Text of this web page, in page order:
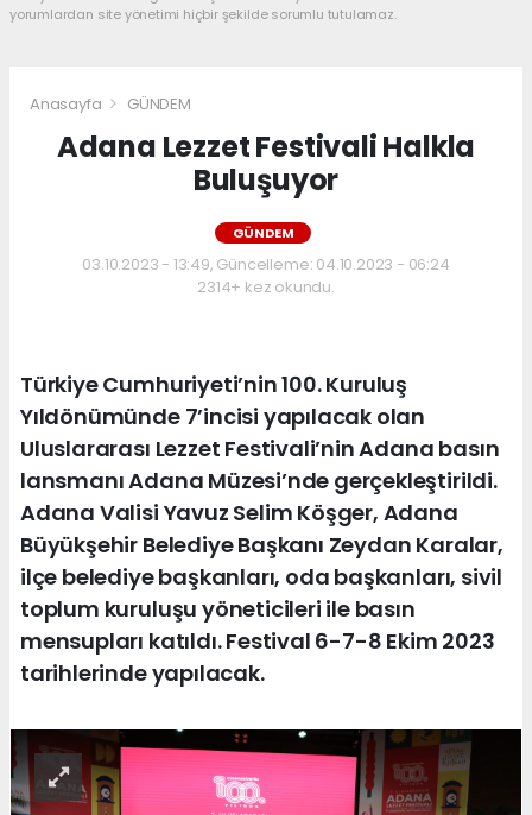
yorumlardan site yönetimi hiçbir şekilde sorumlu tutulamaz.
Anasayfa GÜNDEM
Adana Lezzet Festivali Halkla
Buluşuyor
GÜNDEM
03.10.2023 - 13:49, Güncelleme: 04.10.2023 - 06:24
2314+ kez okundu.
Türkiye Cumhuriyeti’nin 100. Kuruluş
Yıldönümünde 7’incisi yapılacak olan
Uluslararası Lezzet Festivali’nin Adana basın
lansmanı Adana Müzesi’nde gerçekleştirildi.
Adana Valisi Yavuz Selim Köşger, Adana
Büyükşehir Belediye Başkanı Zeydan Karalar,
ilçe belediye başkanları, oda başkanları, sivil
toplum kuruluşu yöneticileri ile basın
mensupları katıldı. Festival 6-7-8 Ekim 2023
tarihlerinde yapılacak.